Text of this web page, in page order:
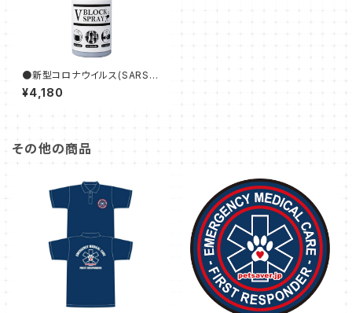
●新型コロナウイルス(SARS-
CoV-2)を不活性化し感染の抑
制を目的とするダチョウ抗体*配
¥4,180
その他の商品